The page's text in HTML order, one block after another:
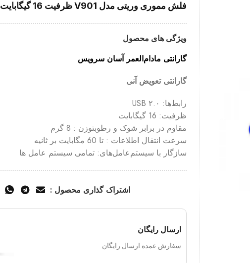
فلش مموری وریتی مدل V901 ظرفیت 16 گیگابایت
ویژگی های محصول
گارانتی مادام‌العمر آسان سرویس
گارانتی تعویض آنی
رابط‌ها: USB ۲.۰
ظرفیت: 16 گیگابایت
مقاوم در برابر شوک و رطوبتوزن : 8 گرم
سرعت انتقال اطلاعات : تا 60 مگابایت بر ثانیه
سازگار با سیستم‌عامل‌های: تمامی سیستم عامل ها
اشتراک گذاری محصول :
ارسال رایگان
سفارش عمده ارسال رایگان